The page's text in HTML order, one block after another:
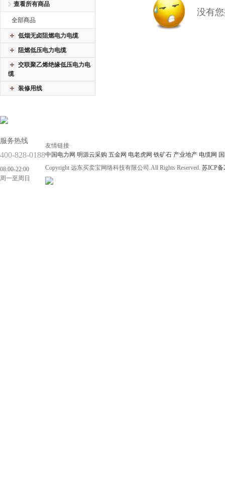
没有
查看所有商品
全部商品
低烟无卤阻燃电力电缆
阻燃低压电力电缆
交联聚乙烯绝缘低压电力电
缆
装修用线
服务热线
400-828-0188
08:00-22:00
周一至周日
友情链接
中国电力网 明源云采购 五金网 电老虎网 铁矿石 产业地产 电缆网
Copyright 远东买卖宝网络科技有限公司.All Rights Reserved. 苏ICP备